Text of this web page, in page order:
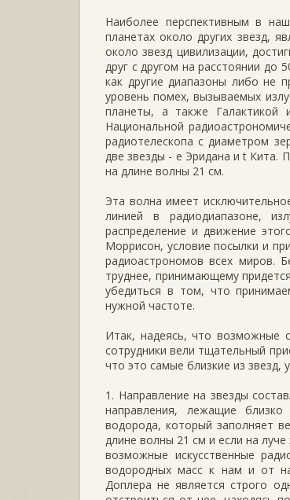
Наиболее перспективным в
планетах около других звезд,
около звезд цивилизации,
друг с другом на расстоянии
как другие диапазоны либо не
уровень помех, вызываемых
планеты, а также Галактикой
Национальной
радиотелескопа с диаметром
две звезды - e Эридана и t Кита.
на длине волны 21 см.
Эта волна имеет
линией в радиодиапазоне,
распределение и движение
Моррисон, условие посылки и
радиоастрономов всех миров.
труднее, принимающему
убедиться в том, что
нужной частоте.
Итак, надеясь, что возможные
сотрудники вели тщательный
что это самые близкие из
1. Направление на звезды
направления, лежащие
водорода, который заполняет
длине волны 21 см и если на
возможные искусственные
водородных масс к нам и от
Доплера не является строго